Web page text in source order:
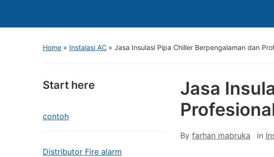
Home » Instalasi AC » Jasa Insulasi Pipa Chiller Berpengalaman dan
Start here
contoh
Distributor Fire alarm
Jasa
By farhan mabruka in